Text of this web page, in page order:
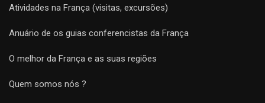
Atividades na França (visitas, excursões)
Anuário de os guias conferencistas da França
O melhor da França e as suas regiões
Quem somos nós ?